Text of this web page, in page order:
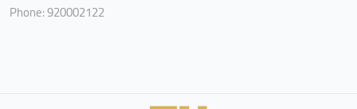
Phone: 920002122